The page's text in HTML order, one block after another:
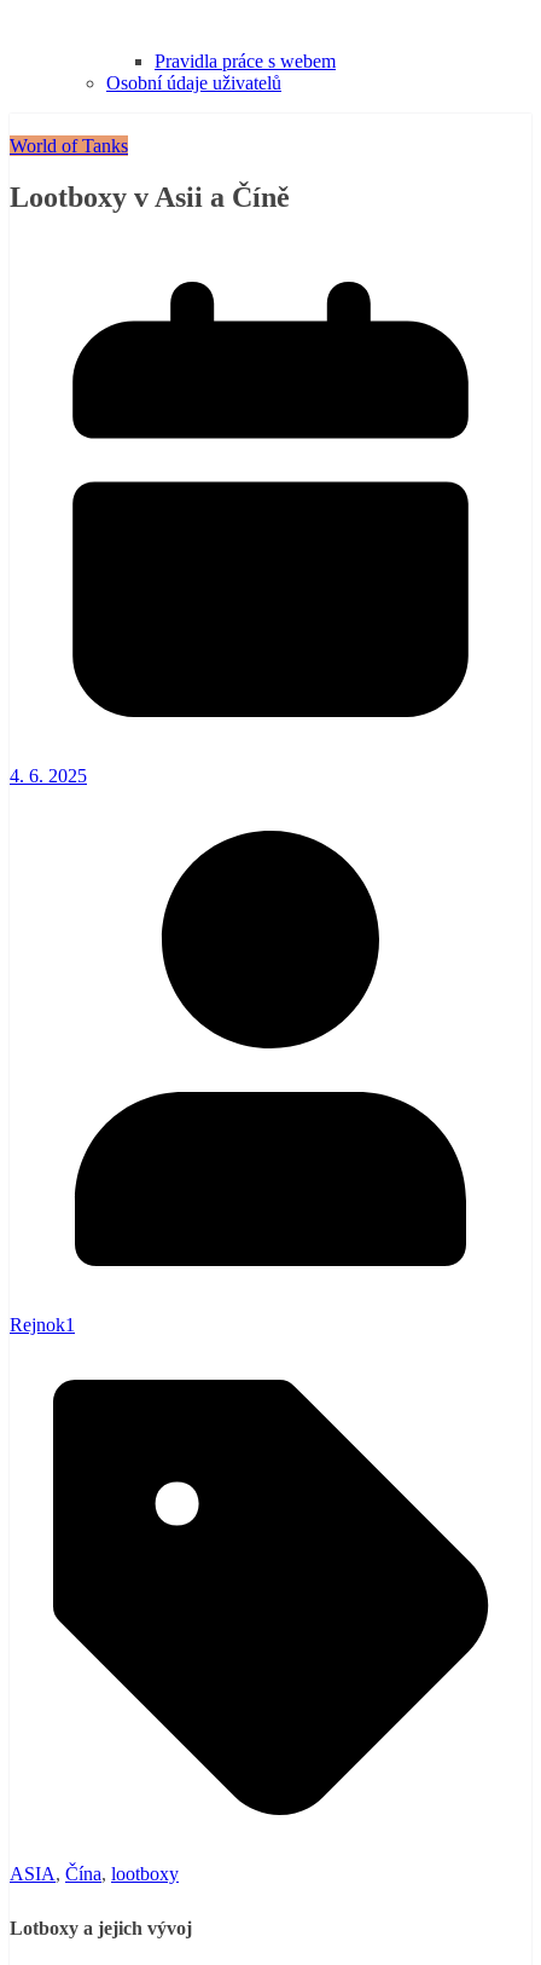
Pravidla práce s webem
Osobní údaje uživatelů
World of Tanks
Lootboxy v Asii a Číně
4. 6. 2025
Rejnok1
ASIA, Čína, lootboxy
Lotboxy a jejich vývoj